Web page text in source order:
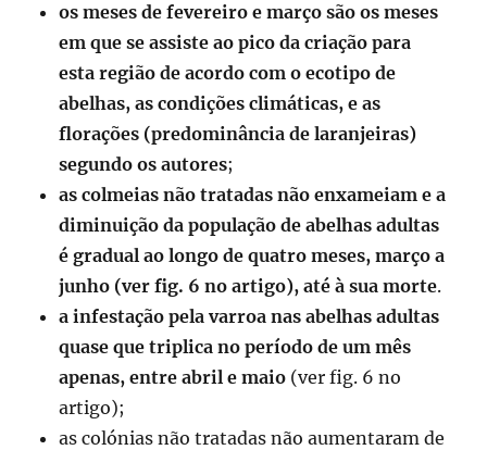
os meses de fevereiro e março são os meses
em que se assiste ao pico da criação para
esta região de acordo com o ecotipo de
abelhas, as condições climáticas, e as
florações (predominância de laranjeiras)
segundo os autores;
as colmeias não tratadas não enxameiam e a
diminuição da população de abelhas adultas
é gradual ao longo de quatro meses, março a
junho (ver fig. 6 no artigo), até à sua morte.
a infestação pela varroa nas abelhas adultas
quase que triplica no período de um mês
apenas, entre abril e maio (ver fig. 6 no
artigo);
as colónias não tratadas não aumentaram de